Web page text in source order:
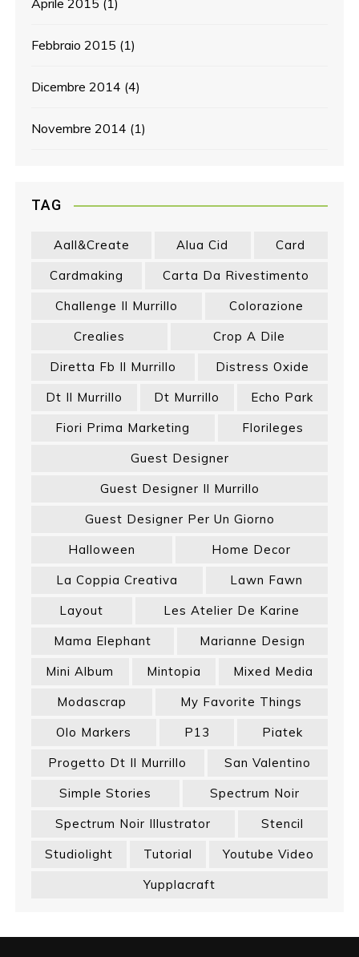
Aprile 2015 (1)
Febbraio 2015 (1)
Dicembre 2014 (4)
Novembre 2014 (1)
TAG
Aall&create Alua Cid
Card
Cardmaking
Carta Da Rivestimento
Challenge Il Murrillo
Colorazione
Crealies
Crop A Dile
Diretta Fb Il Murrillo
Distress Oxide
Dt Il Murrillo
Dt Murrillo
Echo Park
Fiori Prima Marketing
Florileges
Guest Designer
Guest Designer Il Murrillo
Guest Designer Per Un Giorno
Halloween
Home Decor
La Coppia Creativa
Lawn Fawn
Layout
Les Atelier De Karine
Mama Elephant
Marianne Design
Mini Album
Mintopia
Mixed Media
Modascrap
My Favorite Things
Olo Markers
P13
Piatek
Progetto Dt Il Murrillo
San Valentino
Simple Stories
Spectrum Noir
Spectrum Noir Illustrator
Stencil
Studiolight
Tutorial
Youtube Video
Yupplacraft